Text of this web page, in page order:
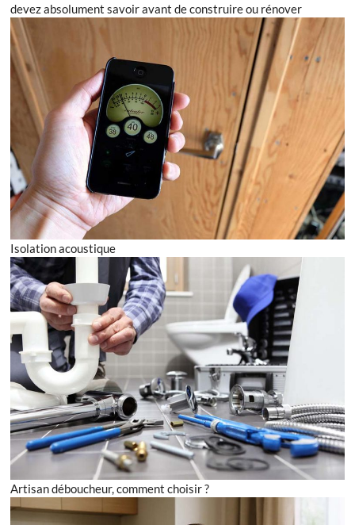
devez absolument savoir avant de construire ou rénover
Isolation acoustique
Artisan déboucheur, comment choisir ?